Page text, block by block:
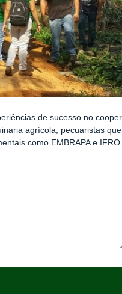
de sucesso no
agrícola, pecuaristas
como EMBRAPA e IFRO.